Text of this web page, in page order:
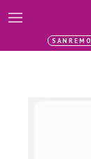
SANREMO